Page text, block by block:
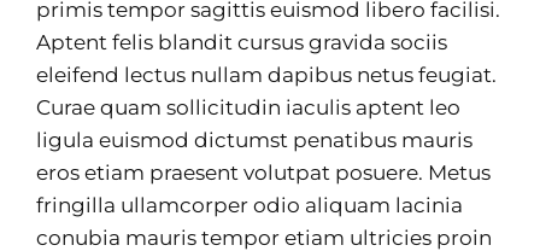
primis tempor sagittis euismod libero facilisi.
Aptent felis blandit cursus gravida sociis
eleifend lectus nullam dapibus netus feugiat.
Curae quam sollicitudin iaculis aptent leo
ligula euismod dictumst penatibus mauris
eros etiam praesent volutpat posuere. Metus
fringilla ullamcorper odio aliquam lacinia
conubia mauris tempor etiam ultricies proin